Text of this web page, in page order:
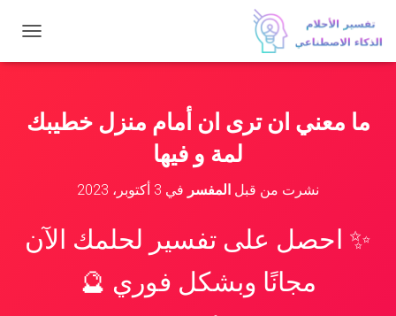
ب
ا
ما معني ان ترى ان أمام منزل خطيبك
لمة و فيها
نشرت من قبل المفسر في 3 أكتوبر، 2023
✨ احصل على تفسير لحلمك الآن
مجانًا وبشكل فوري 🔮